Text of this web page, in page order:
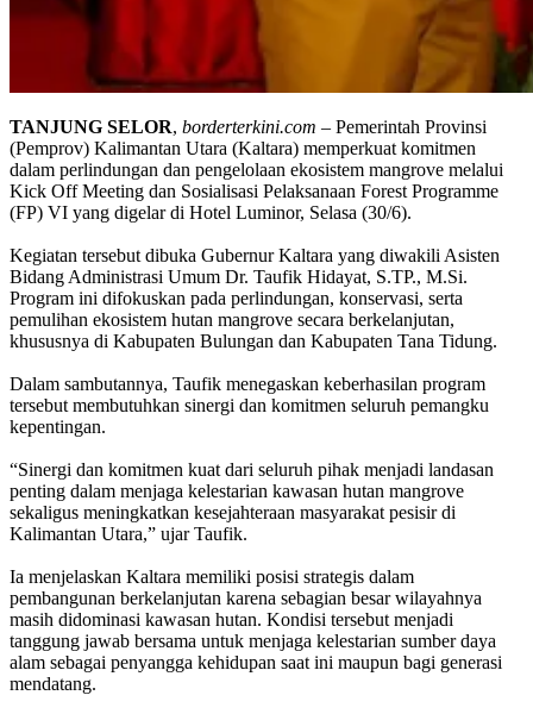
TANJUNG SELOR, borderterkini.com – Pemerintah Provinsi
(Pemprov) Kalimantan Utara (Kaltara) memperkuat komitmen
dalam perlindungan dan pengelolaan ekosistem mangrove melalui
Kick Off Meeting dan Sosialisasi Pelaksanaan Forest Programme
(FP) VI yang digelar di Hotel Luminor, Selasa (30/6).
Kegiatan tersebut dibuka Gubernur Kaltara yang diwakili Asisten
Bidang Administrasi Umum Dr. Taufik Hidayat, S.TP., M.Si.
Program ini difokuskan pada perlindungan, konservasi, serta
pemulihan ekosistem hutan mangrove secara berkelanjutan,
khususnya di Kabupaten Bulungan dan Kabupaten Tana Tidung.
Dalam sambutannya, Taufik menegaskan keberhasilan program
tersebut membutuhkan sinergi dan komitmen seluruh pemangku
kepentingan.
“Sinergi dan komitmen kuat dari seluruh pihak menjadi landasan
penting dalam menjaga kelestarian kawasan hutan mangrove
sekaligus meningkatkan kesejahteraan masyarakat pesisir di
Kalimantan Utara,” ujar Taufik.
Ia menjelaskan Kaltara memiliki posisi strategis dalam
pembangunan berkelanjutan karena sebagian besar wilayahnya
masih didominasi kawasan hutan. Kondisi tersebut menjadi
tanggung jawab bersama untuk menjaga kelestarian sumber daya
alam sebagai penyangga kehidupan saat ini maupun bagi generasi
mendatang.